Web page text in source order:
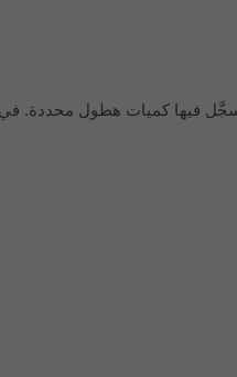
فيها كميات هطول محددة.